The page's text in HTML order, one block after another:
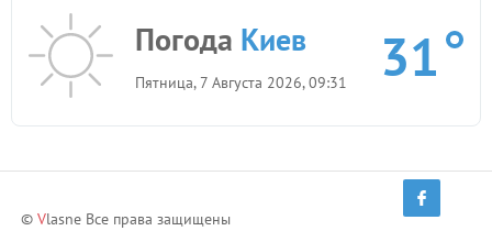
Погода Киев
Пятница, 7 Августа 2026, 09:31 31
© Vlasne Все права защищены